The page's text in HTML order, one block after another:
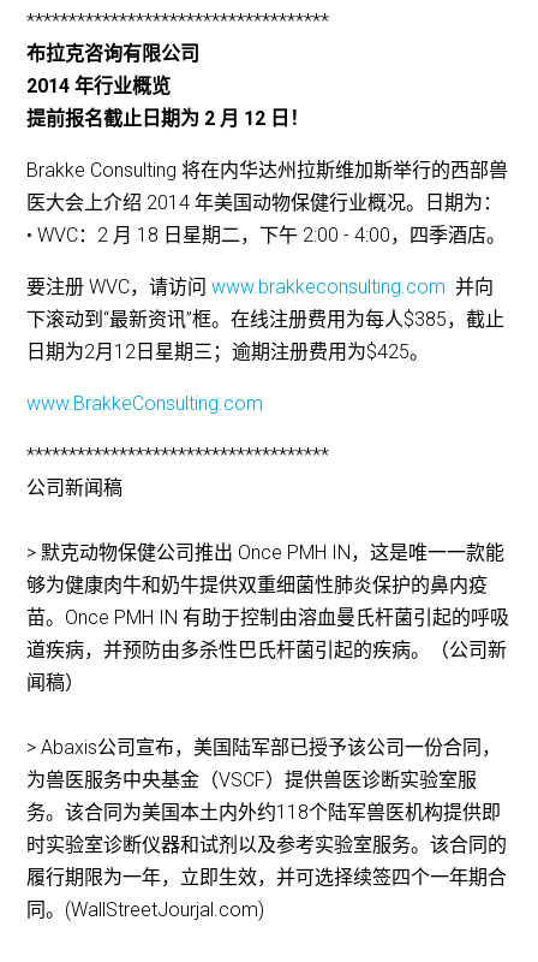
************************************
布拉克咨询有限公司
2014 年行业概览
提前报名截止日期为 2 月 12 日！
Brakke Consulting 将在内华达州拉斯维加斯举行的西部兽
医大会上介绍 2014 年美国动物保健行业概况。日期为：
• WVC：2 月 18 日星期二，下午 2:00 - 4:00，四季酒店。
要注册 WVC，请访问www.brakkeconsulting.com 并向
下滚动到“最新资讯”框。在线注册费用为每人$385，截止
日期为2月12日星期三；逾期注册费用为$425。
www.BrakkeConsulting.com
************************************
公司新闻稿
> 默克动物保健公司推出 Once PMH IN，这是唯一一款能
够为健康肉牛和奶牛提供双重细菌性肺炎保护的鼻内疫
苗。Once PMH IN 有助于控制由溶血曼氏杆菌引起的呼吸
道疾病，并预防由多杀性巴氏杆菌引起的疾病。（公司新
闻稿）
> Abaxis公司宣布，美国陆军部已授予该公司一份合同，
为兽医服务中央基金（VSCF）提供兽医诊断实验室服
务。该合同为美国本土内外约118个陆军兽医机构提供即
时实验室诊断仪器和试剂以及参考实验室服务。该合同的
履行期限为一年，立即生效，并可选择续签四个一年期合
同。(WallStreetJourjal.com)